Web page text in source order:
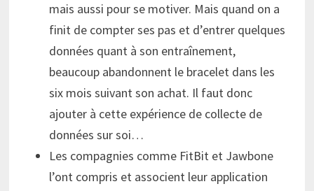
mais aussi pour se motiver. Mais quand on a
finit de compter ses pas et d’entrer quelques
données quant à son entraînement,
beaucoup abandonnent le bracelet dans les
six mois suivant son achat. Il faut donc
ajouter à cette expérience de collecte de
données sur soi…
Les compagnies comme FitBit et Jawbone
l’ont compris et associent leur application